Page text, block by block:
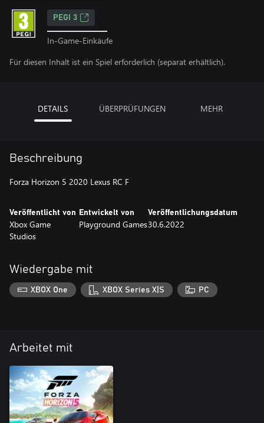
PEGI 3
In-Game-Einkäufe
Für diesen Inhalt ist ein Spiel erforderlich (separat erhältlich).
DETAILS ÜBERPRÜFUNGEN MEHR
Beschreibung
Forza Horizon 5 2020 Lexus RC F
Veröffentlicht von
Xbox Game
Studios
Entwickelt von
Playground Games
Veröffentlichungsdatum
30.6.2022
Wiedergabe mit
XBOX One XBOX Series X|S PC
Arbeitet mit